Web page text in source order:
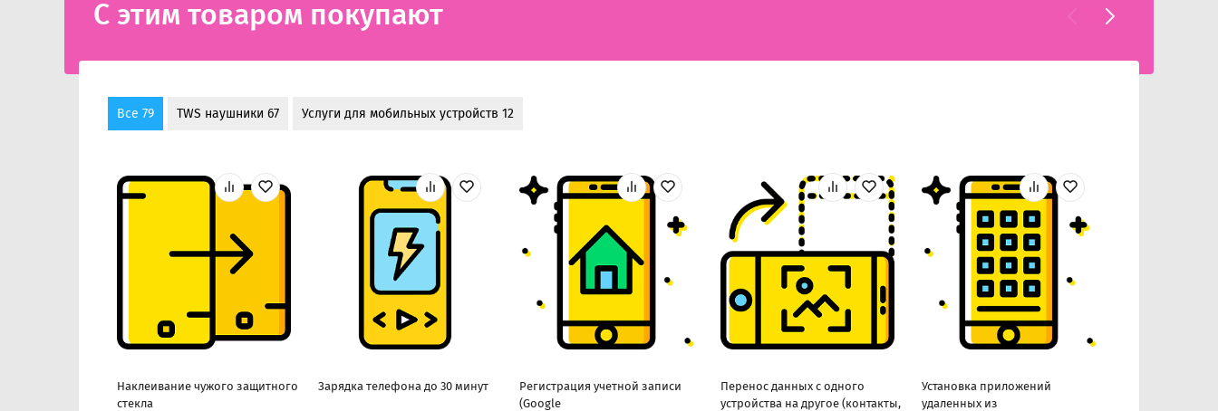
С этим товаром покупают
Все 79 TWS наушники 67 Услуги для мобильных устройств 12
Наклеивание чужого защитного
стекла
Зарядка телефона до 30 минут
Регистрация учетной записи
(Google
Перенос данных с одного
устройства на другое (контакты,
Установка приложений
удаленных из